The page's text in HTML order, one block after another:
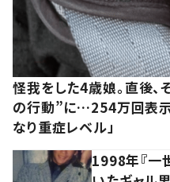
怪我をした4歳娘。直後
の行動”に…254万回表示
なり重症レベル」
1998年『一